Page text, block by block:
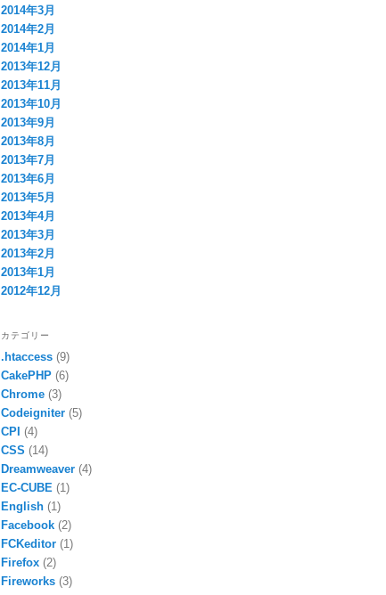
2014年3月
2014年2月
2014年1月
2013年12月
2013年11月
2013年10月
2013年9月
2013年8月
2013年7月
2013年6月
2013年5月
2013年4月
2013年3月
2013年2月
2013年1月
2012年12月
カテゴリー
.htaccess (9)
CakePHP (6)
Chrome (3)
Codeigniter (5)
CPI (4)
CSS (14)
Dreamweaver (4)
EC-CUBE (1)
English (1)
Facebook (2)
FCKeditor (1)
Firefox (2)
Fireworks (3)